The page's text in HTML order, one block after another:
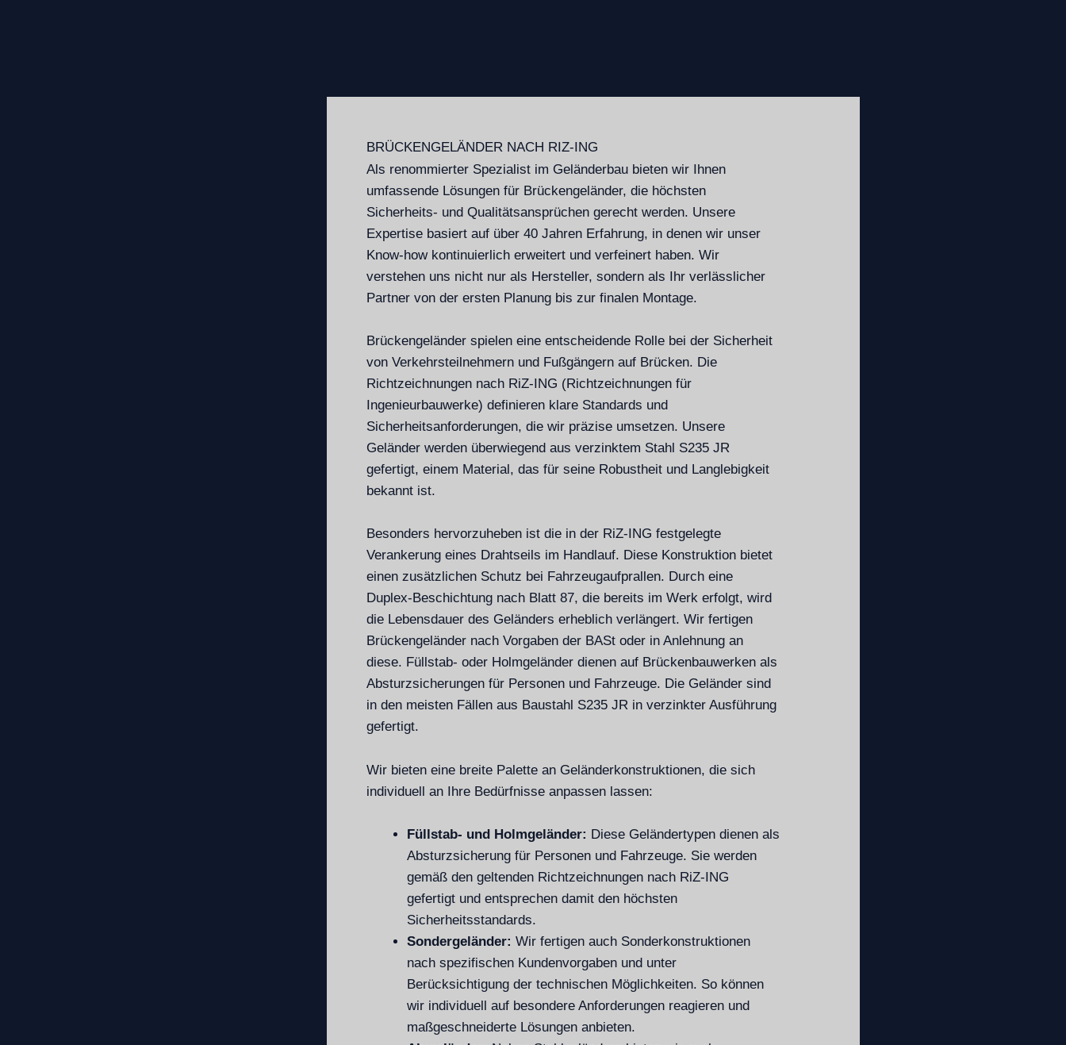
BRÜCKENGELÄNDER NACH RIZ-ING
Als renommierter Spezialist im Geländerbau bieten wir Ihnen
umfassende Lösungen für Brückengeländer, die höchsten
Sicherheits- und Qualitätsansprüchen gerecht werden. Unsere
Expertise basiert auf über 40 Jahren Erfahrung, in denen wir unser
Know-how kontinuierlich erweitert und verfeinert haben. Wir
verstehen uns nicht nur als Hersteller, sondern als Ihr verlässlicher
Partner von der ersten Planung bis zur finalen Montage.
Brückengeländer spielen eine entscheidende Rolle bei der Sicherheit
von Verkehrsteilnehmern und Fußgängern auf Brücken. Die
Richtzeichnungen nach RiZ-ING (Richtzeichnungen für
Ingenieurbauwerke) definieren klare Standards und
Sicherheitsanforderungen, die wir präzise umsetzen. Unsere
Geländer werden überwiegend aus verzinktem Stahl S235 JR
gefertigt, einem Material, das für seine Robustheit und Langlebigkeit
bekannt ist.
Besonders hervorzuheben ist die in der RiZ-ING festgelegte
Verankerung eines Drahtseils im Handlauf. Diese Konstruktion bietet
einen zusätzlichen Schutz bei Fahrzeugaufprallen. Durch eine
Duplex-Beschichtung nach Blatt 87, die bereits im Werk erfolgt, wird
die Lebensdauer des Geländers erheblich verlängert. Wir fertigen
Brückengeländer nach Vorgaben der BASt oder in Anlehnung an
diese. Füllstab- oder Holmgeländer dienen auf Brückenbauwerken als
Absturzsicherungen für Personen und Fahrzeuge. Die Geländer sind
in den meisten Fällen aus Baustahl S235 JR in verzinkter Ausführung
gefertigt.
Wir bieten eine breite Palette an Geländerkonstruktionen, die sich
individuell an Ihre Bedürfnisse anpassen lassen:
Füllstab- und Holmgeländer: Diese Geländertypen dienen als
Absturzsicherung für Personen und Fahrzeuge. Sie werden
gemäß den geltenden Richtzeichnungen nach RiZ-ING
gefertigt und entsprechen damit den höchsten
Sicherheitsstandards.
Sondergeländer: Wir fertigen auch Sonderkonstruktionen
nach spezifischen Kundenvorgaben und unter
Berücksichtigung der technischen Möglichkeiten. So können
wir individuell auf besondere Anforderungen reagieren und
maßgeschneiderte Lösungen anbieten.